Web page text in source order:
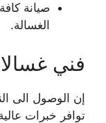
صيانة
الغسالة.
فني
إن الوصول الى
توافر خبرات